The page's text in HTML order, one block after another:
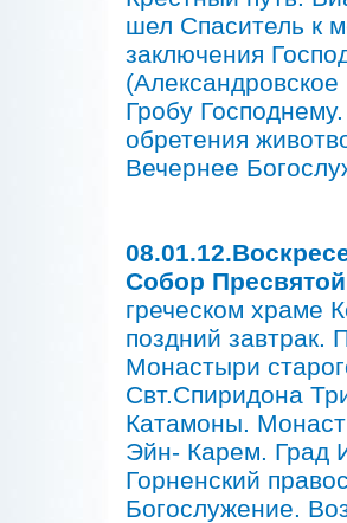
шел Спаситель к
заключения
Гробу
обретения
Вечернее
Собор
греческом храме
поздний завтрак.
Монастыри
Свт.Спиридона
Катамоны.
Эйн- Карем. Град
Горненский
Богослужение.